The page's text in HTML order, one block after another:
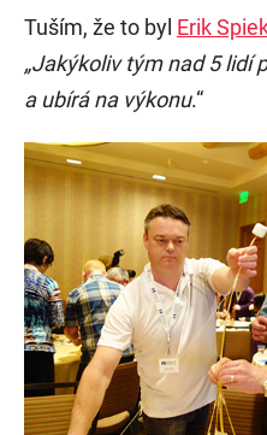
Tuším, že to byl Erik
„Jakýkoliv tým nad 5 lidí
a ubírá na výkonu.“